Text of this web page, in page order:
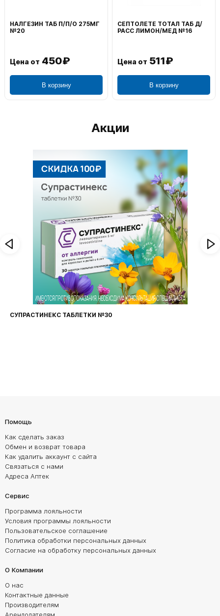
НАЛГЕЗИН ТАБ П/П/О 275МГ
№20
Цена от 450₽
В корзину
СЕПТОЛЕТЕ ТОТАЛ ТАБ Д/
РАСС ЛИМОН/МЕД №16
Цена от 511₽
В корзину
Акции
СУПРАСТИНЕКС ТАБЛЕТКИ №30
Помощь
Как сделать заказ
Обмен и возврат товара
Как удалить аккаунт с сайта
Связаться с нами
Адреса Аптек
Сервис
Программа лояльности
Условия программы лояльности
Пользовательское соглашение
Политика обработки персональных данных
Согласие на обработку персональных данных
О Компании
О нас
Контактные данные
Производителям